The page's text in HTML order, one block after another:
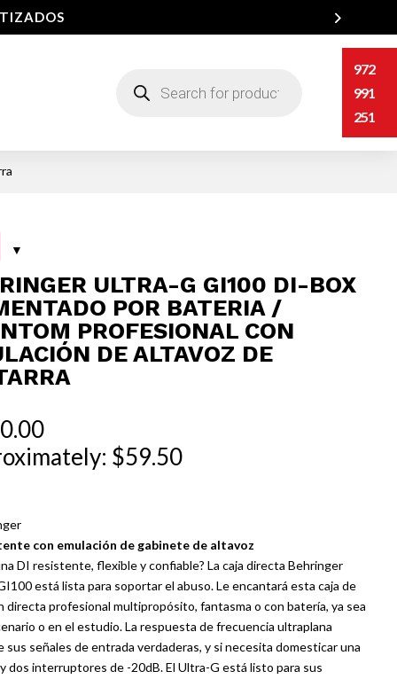
productos
972
991
251
ULTRA-G GI100 DI-BOX
POR BATERIA /
PROFESIONAL CON
DE ALTAVOZ DE
$59.50
con emulación de gabinete de altavoz
DI resistente, flexible y confiable? La caja directa Behringer
está lista para soportar el abuso. Le encantará esta caja de
directa profesional multipropósito, fantasma o con batería, ya sea
o en el estudio. La respuesta de frecuencia ultraplana
sus señales de entrada verdaderas, y si necesita domesticar una
dos interruptores de -20dB. El Ultra-G está listo para sus